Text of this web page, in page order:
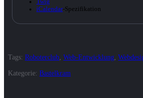
Twig
iCalendar-Spezifikation
Tags: Roboterclub Web-Entwicklung
Kategorie: Bastelkram